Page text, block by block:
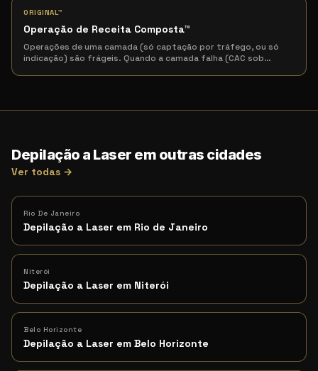
ORIGINAL™
Operação de Receita Composta™
Operações de uma camada (só captação por tráfego, ou só
indicação) são frágeis. Quando a camada falha (CAC sob…
Depilação a Laser em outras cidades
Ver todas →
Rio De Janeiro
Depilação a Laser em Rio de Janeiro
Niterói
Depilação a Laser em Niterói
Belo Horizonte
Depilação a Laser em Belo Horizonte